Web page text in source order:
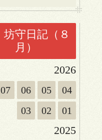
坊守日記（８
月）
2026
07 06 05
04
03
02 01
2025